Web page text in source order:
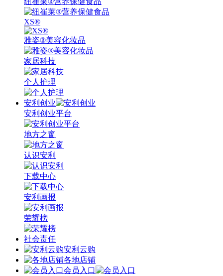
XS®
雅姿®美容化妆品
家居科技
个人护理
安利创业
安利创业平台
地方之窗
认识安利
下载中心
安利画报
荣耀榜
社会责任
安利云购
各地店铺
会员入口